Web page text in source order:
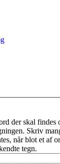
der skal findes
Skriv
når blot et af
tegn.